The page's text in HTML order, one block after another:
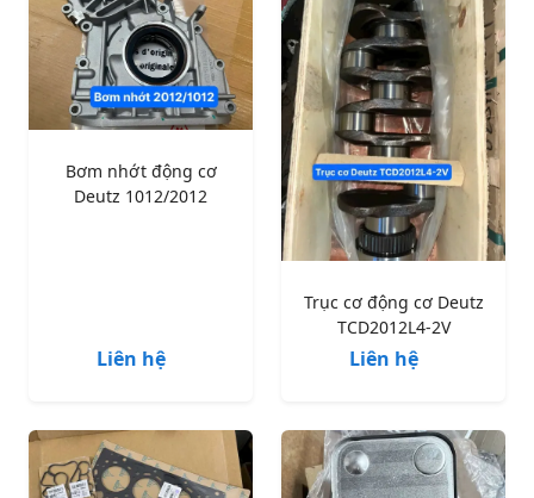
Bơm nhớt động cơ
Deutz 1012/2012
Liên hệ
Trục cơ động cơ Deutz
TCD2012L4-2V
Liên hệ